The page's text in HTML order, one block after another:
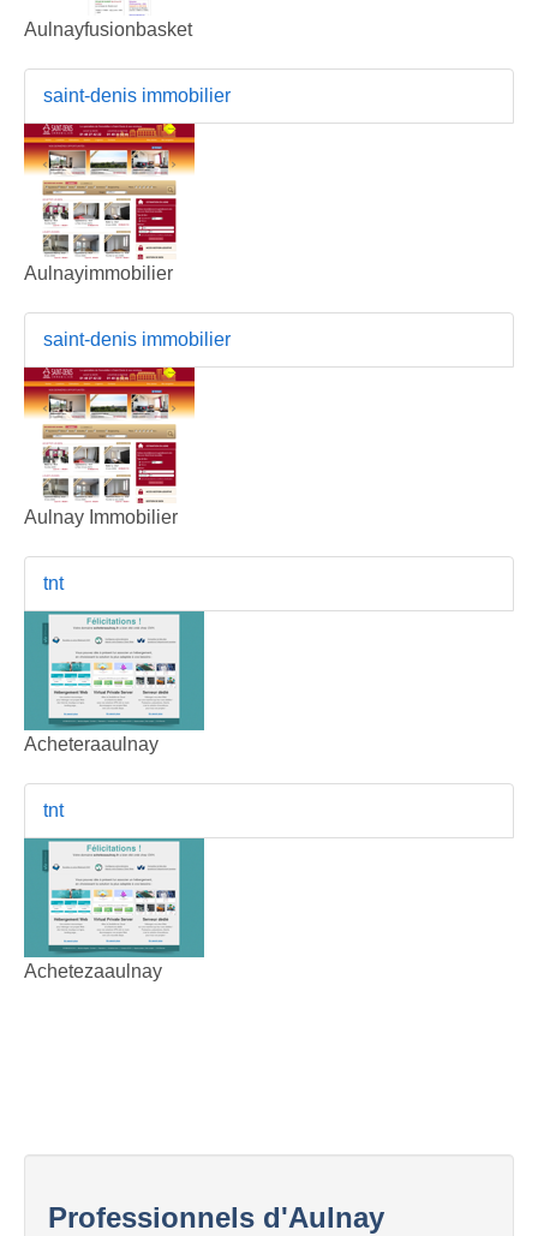
Aulnayfusionbasket
saint-denis immobilier
Aulnayimmobilier
saint-denis immobilier
Aulnay Immobilier
tnt
Acheteraaulnay
tnt
Achetezaaulnay
Professionnels d'Aulnay